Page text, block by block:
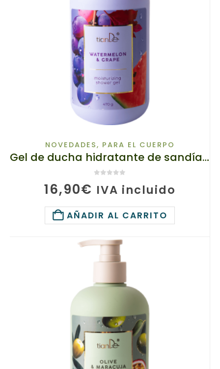
NOVEDADES, PARA EL CUERPO
Gel de ducha hidratante de sandía y uva, TianDe 30160-2, 470 g, Cuidado hidratante con aceites esenciales
16,90€ IVA incluido
AÑADIR AL CARRITO